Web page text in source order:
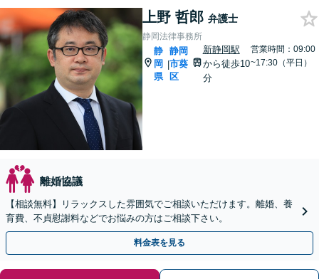
上野 哲郎 弁護士
静岡法律事務所
静
岡
県
|
静岡
市葵
区
新静岡駅
から徒歩10
分
営業時間：09:00
~17:30（平日）
離婚協議
【相談無料】リラックスした雰囲気でご相談いただけます。離婚、養
育費、不貞慰謝料などでお悩みの方はご相談下さい。
料金表を見る